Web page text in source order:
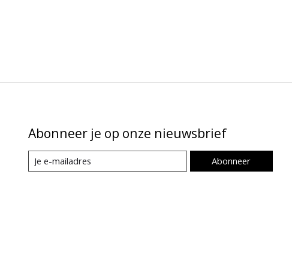
Abonneer je op onze nieuwsbrief
Abonneer